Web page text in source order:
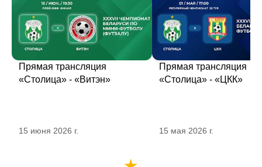
Прямая трансляция
«Столица» - «Витэн»
15 июня 2026 г.
Прямая трансляция
«Столица» - «ЦКК»
15 мая 2026 г.